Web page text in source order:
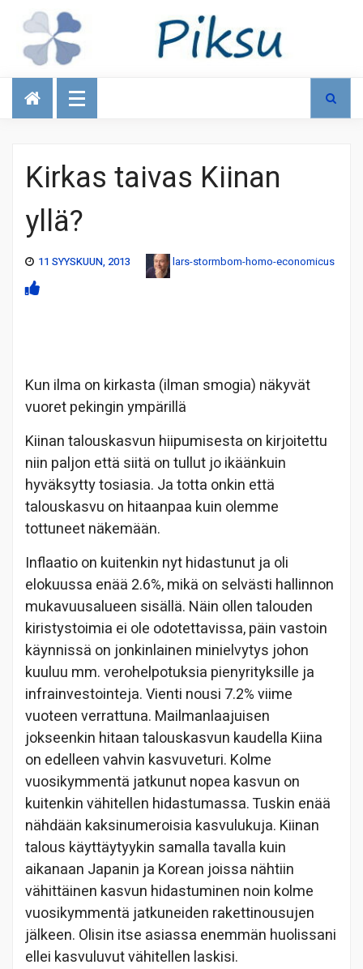
Talous
Kirkas taivas Kiinan
yllä?
11 SYYSKUUN, 2013 lars-stormbom-homo-economicus
Kun ilma on kirkasta (ilman smogia) näkyvät
vuoret pekingin ympärillä
Kiinan talouskasvun hiipumisesta on kirjoitettu
niin paljon että siitä on tullut jo ikäänkuin
hyväksytty tosiasia. Ja totta onkin että
talouskasvu on hitaanpaa kuin olemme
tottuneet näkemään.
Inflaatio on kuitenkin nyt hidastunut ja oli
elokuussa enää 2.6%, mikä on selvästi hallinnon
mukavuusalueen sisällä. Näin ollen talouden
kiristystoimia ei ole odotettavissa, päin vastoin
käynnissä on jonkinlainen minielvytys johon
kuuluu mm. verohelpotuksia pienyrityksille ja
infrainvestointeja. Vienti nousi 7.2% viime
vuoteen verrattuna. Mailmanlaajuisen
jokseenkin hitaan talouskasvun kaudella Kiina
on edelleen vahvin kasvuveturi. Kolme
vuosikymmentä jatkunut nopea kasvun on
kuitenkin vähitellen hidastumassa. Tuskin enää
nähdään kaksinumeroisia kasvulukuja. Kiinan
talous käyttäytyykin samalla tavalla kuin
aikanaan Japanin ja Korean joissa nähtiin
vähittäinen kasvun hidastuminen noin kolme
vuosikymmentä jatkuneiden rakettinousujen
jälkeen. Olisin itse asiassa enemmän huolissani
ellei kasvuluvut vähitellen laskisi.